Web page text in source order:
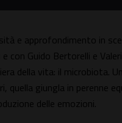
e approfondimento in
con Guido Bertorelli e
della vita: il microbiota.
giungla in perenne
delle emozioni.